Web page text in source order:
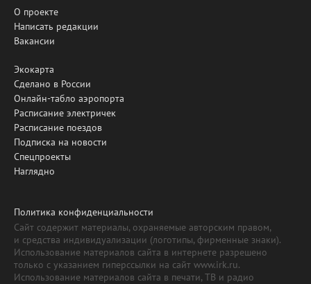
О проекте
Написать редакции
Вакансии
Экокарта
Сделано в России
Онлайн-табло аэропорта
Расписание электричек
Расписание поездов
Подписка на новости
Спецпроекты
Наглядно
Политика конфиденциальности
Сайт содержит материалы, охраняемые авторским правом,
и средства индивидуализации (логотипы, фирменные знаки).
Использование материалов сайта в интернете разрешено
только с указанием гиперссылки на сайт www.irk.ru.
Использование материалов сайта в печати, ТВ и радио